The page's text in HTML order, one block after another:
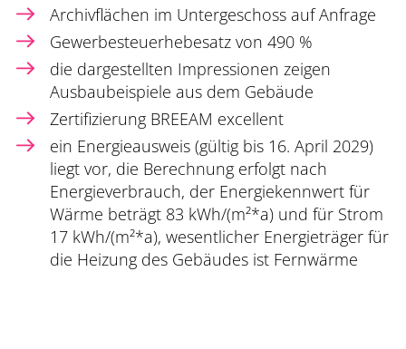
Archivflächen im Untergeschoss auf Anfrage
Gewerbesteuerhebesatz von 490 %
die dargestellten Impressionen zeigen
Ausbaubeispiele aus dem Gebäude
Zertifizierung BREEAM excellent
ein Energieausweis (gültig bis 16. April 2029)
liegt vor, die Berechnung erfolgt nach
Energieverbrauch, der Energiekennwert für
Wärme beträgt 83 kWh/(m²*a) und für Strom
17 kWh/(m²*a), wesentlicher Energieträger für
die Heizung des Gebäudes ist Fernwärme